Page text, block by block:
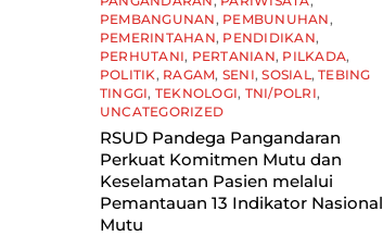
PEMBANGUNAN , PEMBUNUHAN ,
PEMERINTAHAN, PENDIDIKAN,
PERHUTANI, PERTANIAN, PILKADA,
POLITIK , RAGAM, SENI,SOSIAL ,TEBING
TINGGI, TEKNOLOGI, TNI/POLRI,
UNCATEGORIZED
RSUD Pandega Pangandaran
Perkuat Komitmen Mutu dan
Keselamatan Pasien melalui
Pemantauan 13 Indikator Nasional
Mutu